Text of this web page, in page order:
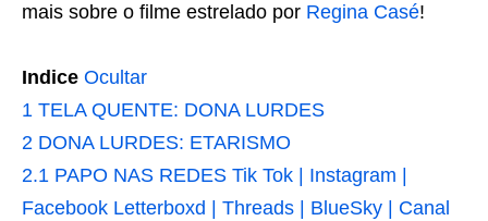
mais sobre o filme estrelado por Regina Casé!
Indice Ocultar
1 TELA QUENTE: DONA LURDES
2 DONA LURDES: ETARISMO
2.1 PAPO NAS REDES Tik Tok | Instagram |
Facebook Letterboxd | Threads | BlueSky | Canal